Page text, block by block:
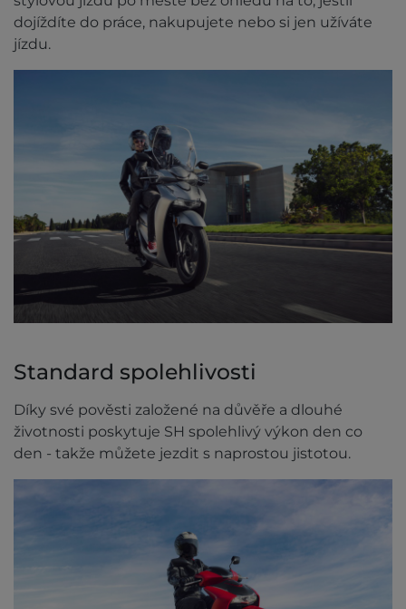
dojíždíte do práce, nakupujete nebo si jen užíváte
jízdu.
Standard spolehlivosti
Díky své pověsti založené na důvěře a dlouhé
životnosti poskytuje SH spolehlivý výkon den co
den - takže můžete jezdit s naprostou jistotou.